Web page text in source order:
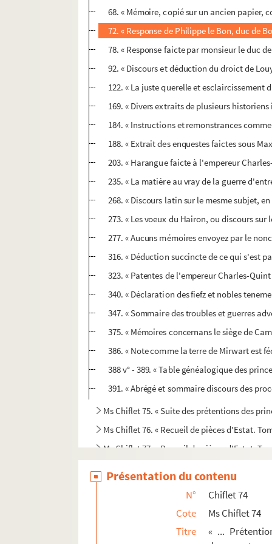
68. « Mémoire, copié sur un ancien papier,
72. « Response de Philippe le Bon, duc de
78. « Response faicte par monsieur le duc
92. « Discours et déduction du droict de
122. « La juste querelle et
169. « Divers extraits de plusieurs
184. « Instructions et remonstrances
188. « Extrait des enquestes faictes sous
203. « Harangue faicte à l'empereur
235. « La matière au vray de la guerre
268. « Discours latin sur le mesme subjet,
273. « Les voeux du Hairon, ou discours
277. « Aucuns mémoires envoyez par le
316. « Déduction succincte de ce qui s'est
323. « Patentes de l'empereur Charles-
340. « Déclaration des fiefz et nobles
347. « Sommaire des troubles et guerres
375. « Mémoires concernans le siège de
386. « Note comme la terre de Mirwart est
388 v° - 389. « Table généalogique des
391. « Abrégé et sommaire discours des
Ms Chiflet 75. « Suite des prétentions des
Ms Chiflet 76. « Recueil de pièces d'Estat.
Ms Chiflet 77. « Recueil de pièces d'Estat.
Présentation du contenu
N°
Chiflet 74
Cote
Ms Chiflet 74
Titre
« ...